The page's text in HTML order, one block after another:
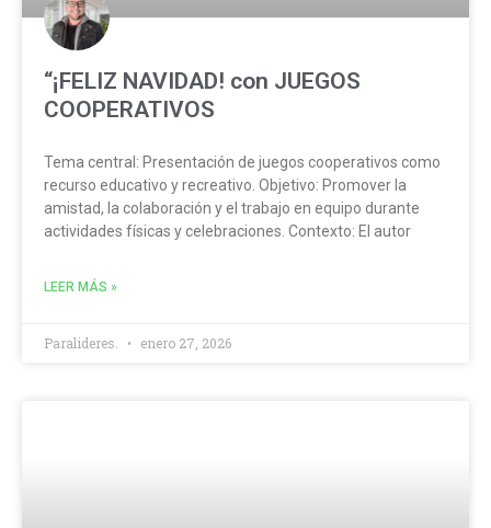
“¡FELIZ NAVIDAD! con JUEGOS
COOPERATIVOS
Tema central: Presentación de juegos cooperativos como
recurso educativo y recreativo. Objetivo: Promover la
amistad, la colaboración y el trabajo en equipo durante
actividades físicas y celebraciones. Contexto: El autor
LEER MÁS »
Paralideres. enero 27, 2026